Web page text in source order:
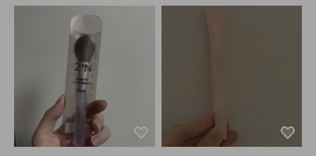
더가 입술 주름 사이를
부드럽게 매꿔주어 매끈하고 보송
을 연출해줘요
그래서 묻어남도 적고 사용감도 편
마스크 착용에도 답답함 없이 사용
할 수 있다는 거 😘
@flynn.cosmetic
피부 :클리오 킬커버 더 뉴 파운데
이션 쿠션 2호 란제리
섀도우 : 앤디얼 멀티 컬러 팔레트
블러셔 : 포렌코즈 퓨어 블러셔 05
호 윈터
립 :릴리바이레드 무드 라이어 벨벳
틴트 11호 설레는 풋사랑인척(베이